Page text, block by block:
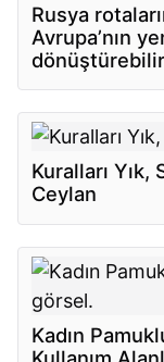
Rusya
Avrupa’nın
dönüştürebilir
Kuralları
Ceylan
Kadın